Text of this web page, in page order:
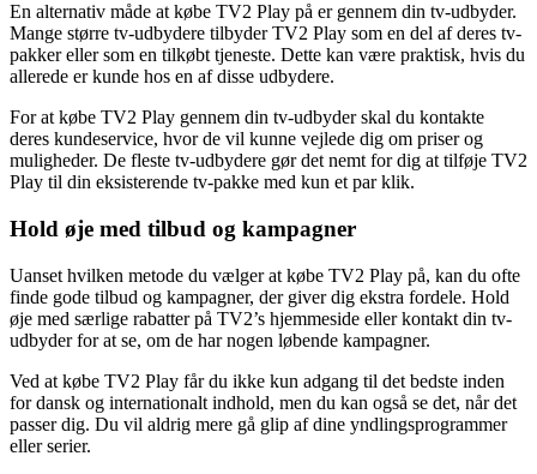
En alternativ måde at købe TV2 Play på er gennem din tv-udbyder.
Mange større tv-udbydere tilbyder TV2 Play som en del af deres tv-
pakker eller som en tilkøbt tjeneste. Dette kan være praktisk, hvis du
allerede er kunde hos en af disse udbydere.
For at købe TV2 Play gennem din tv-udbyder skal du kontakte
deres kundeservice, hvor de vil kunne vejlede dig om priser og
muligheder. De fleste tv-udbydere gør det nemt for dig at tilføje TV2
Play til din eksisterende tv-pakke med kun et par klik.
Hold øje med tilbud og kampagner
Uanset hvilken metode du vælger at købe TV2 Play på, kan du ofte
finde gode tilbud og kampagner, der giver dig ekstra fordele. Hold
øje med særlige rabatter på TV2’s hjemmeside eller kontakt din tv-
udbyder for at se, om de har nogen løbende kampagner.
Ved at købe TV2 Play får du ikke kun adgang til det bedste inden
for dansk og internationalt indhold, men du kan også se det, når det
passer dig. Du vil aldrig mere gå glip af dine yndlingsprogrammer
eller serier.